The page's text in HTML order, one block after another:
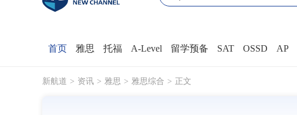
首页 雅思 托福 A-Level 留学预备 SAT OSSD AP
新航道 资讯 雅思 雅思综合 正文